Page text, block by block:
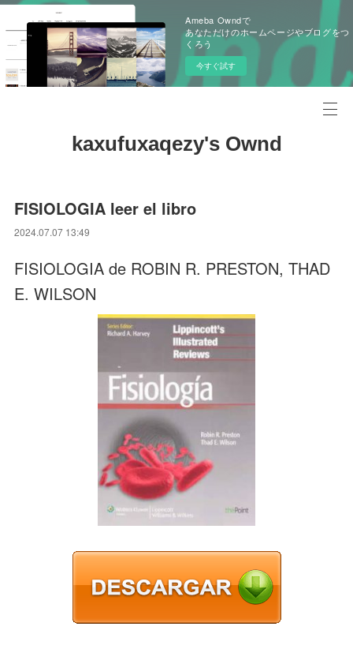
Ameba Owndで
あなただけのホームページやブログをつ
くろう
今すぐ試す
kaxufuxaqezy's Ownd
FISIOLOGIA leer el libro
2024.07.07 13:49
FISIOLOGIA de ROBIN R. PRESTON, THAD
E. WILSON